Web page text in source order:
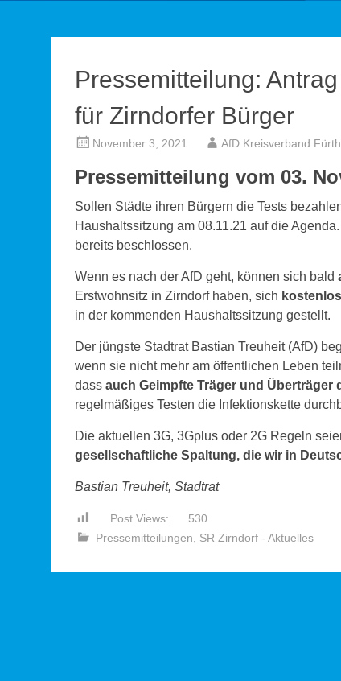
Pressemitteilung:
für Zirndorfer Bürger
November 3, 2021 AfD Kreisverband
Pressemitteilung vom 03.
Sollen Städte ihren Bürgern die Tests
Haushaltssitzung am 08.11.21 auf die
bereits beschlossen.
Wenn es nach der AfD geht, können sich bald
Erstwohnsitz in Zirndorf haben, sich
in der kommenden Haushaltssitzung gestellt.
Der jüngste Stadtrat Bastian Treuheit (AfD)
wenn sie nicht mehr am öffentlichen Leben
dass auch Geimpfte Träger und Überträger
regelmäßiges Testen die Infektionskette
Die aktuellen 3G, 3Gplus oder 2G Regeln
gesellschaftliche Spaltung, die wir in
Bastian Treuheit, Stadtrat
Post Views:
530
Pressemitteilungen
SR Zirndorf - Aktuelles